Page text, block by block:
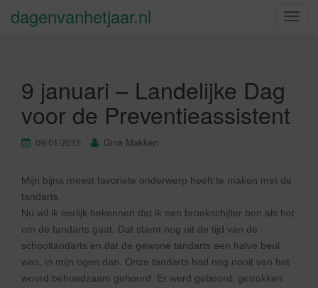
S
a
dagenvanhetjaar.nl
9 januari – Landelijke Dag
voor de Preventieassistent
09/01/2015 Gina Makken
Mijn bijna meest favoriete onderwerp heeft te maken met de
tandarts.
Nu wil ik eerlijk bekennen dat ik een broekschijter ben als het
om de tandarts gaat. Dat stamt nog uit de tijd van de
schooltandarts en dat de gewone tandarts een halve beul
was, in mijn ogen dan. Onze tandarts had nog nooit van het
woord behoedzaam gehoord. Er werd geboord, getrokken